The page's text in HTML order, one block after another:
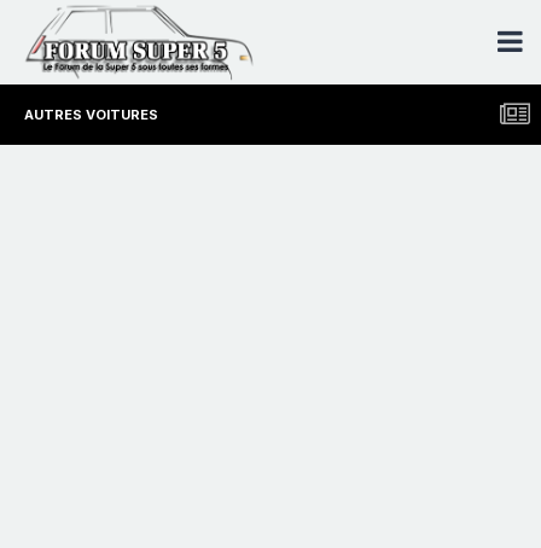
AUTRES VOITURES